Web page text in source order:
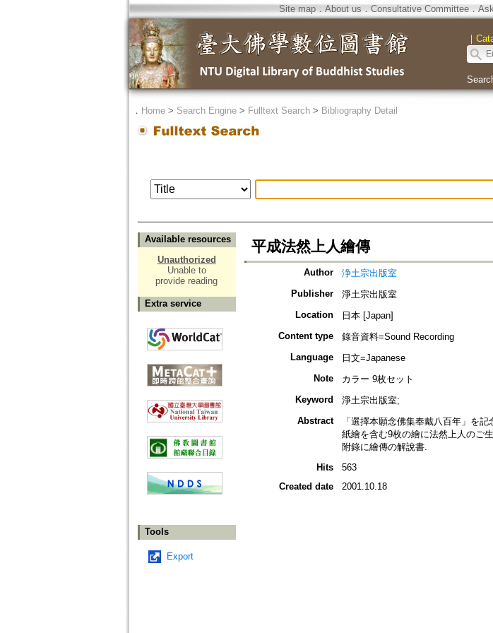
Site map．About us ． Consultative Committee．
｜
． Home> Search Engine> Fulltext Search> Bibliography Detail
Available resources
Unauthorized
Unable to
provide reading
Extra service
Tools
Export
平成法然上人繪傳
Author
浄土宗出版室
Publisher
淨土宗出版室
Location
日本 [Japan]
Content type
錄音資料=Sound Recording
Language
日文=Japanese
Note
カラー 9枚セット
Keyword
淨土宗出版室;
Abstract
「選擇本願念佛集奉戴八百年」を
紙繪を含む9枚の繪に法然上人のご
附錄に繪傳の解說書.
Hits
563
Created date
2001.10.18